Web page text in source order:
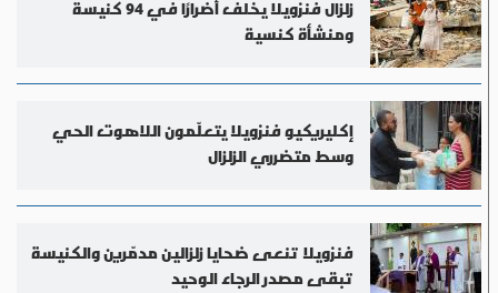
زلزال فنزويلا يخلف أضرارًا في 94 كنيسة
ومنشأة كنسية
إكليريكيو فنزويلا يتعلّمون اللاهوت الحي
وسط متضرري الزلزال
فنزويلا تنعى ضحايا زلزالين مدمّرين والكنيسة
تبقى مصدر الرجاء الوحيد